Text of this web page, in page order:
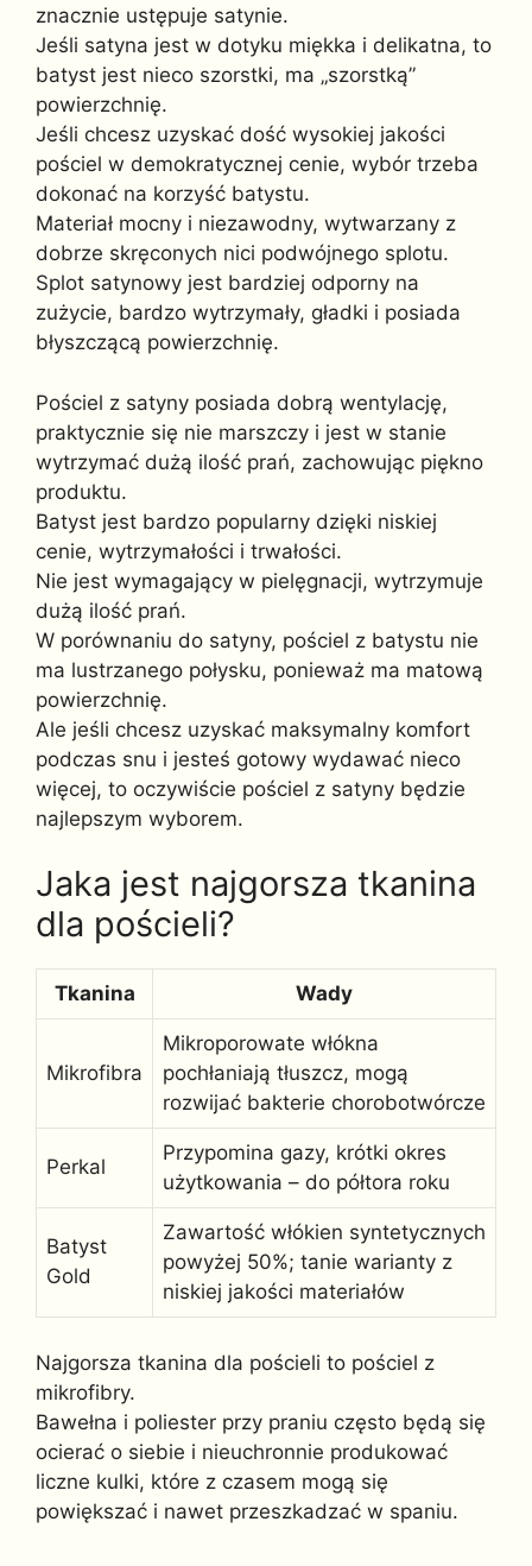
znacznie ustępuje satynie.
Jeśli satyna jest w dotyku miękka i delikatna, to
batyst jest nieco szorstki, ma „szorstką”
powierzchnię.
Jeśli chcesz uzyskać dość wysokiej jakości
pościel w demokratycznej cenie, wybór trzeba
dokonać na korzyść batystu.
Materiał mocny i niezawodny, wytwarzany z
dobrze skręconych nici podwójnego splotu.
Splot satynowy jest bardziej odporny na
zużycie, bardzo wytrzymały, gładki i posiada
błyszczącą powierzchnię.
Pościel z satyny posiada dobrą wentylację,
praktycznie się nie marszczy i jest w stanie
wytrzymać dużą ilość prań, zachowując piękno
produktu.
Batyst jest bardzo popularny dzięki niskiej
cenie, wytrzymałości i trwałości.
Nie jest wymagający w pielęgnacji, wytrzymuje
dużą ilość prań.
W porównaniu do satyny, pościel z batystu nie
ma lustrzanego połysku, ponieważ ma matową
powierzchnię.
Ale jeśli chcesz uzyskać maksymalny komfort
podczas snu i jesteś gotowy wydawać nieco
więcej, to oczywiście pościel z satyny będzie
najlepszym wyborem.
Jaka jest najgorsza tkanina
dla pościeli?
Tkanina Wady
Mikrofibra
Mikroporowate włókna
pochłaniają tłuszcz, mogą
rozwijać bakterie chorobotwórcze
Perkal
Przypomina gazy, krótki okres
użytkowania – do półtora roku
Batyst
Gold
Zawartość włókien syntetycznych
powyżej 50%; tanie warianty z
niskiej jakości materiałów
Najgorsza tkanina dla pościeli to pościel z
mikrofibry.
Bawełna i poliester przy praniu często będą się
ocierać o siebie i nieuchronnie produkować
liczne kulki, które z czasem mogą się
powiększać i nawet przeszkadzać w spaniu.